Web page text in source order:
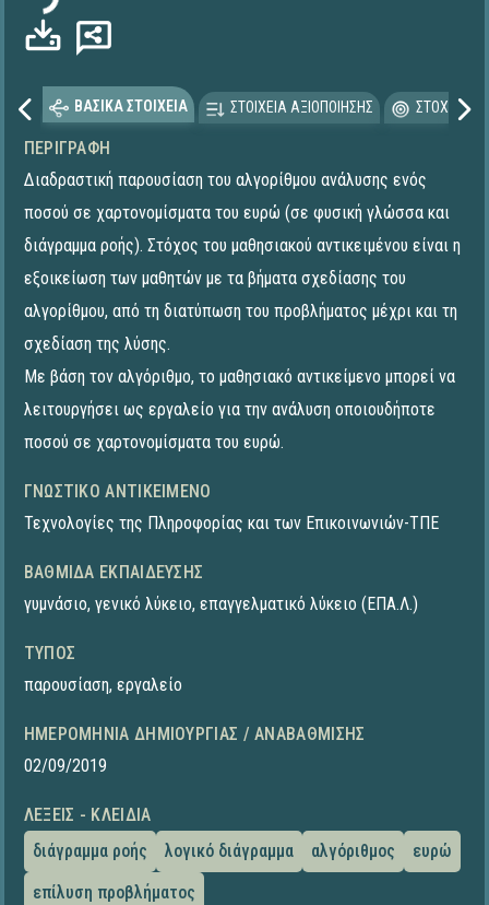
ΒΑΣΙΚΑ ΣΤΟΙΧΕΙΑ ΣΤΟΙΧΕΙΑ ΑΞΙΟΠΟΙΗΣΗΣ
ΠΕΡΙΓΡΑΦΉ
Διαδραστική παρουσίαση του αλγορίθμου ανάλυσης ενός
ποσού σε χαρτονομίσματα του ευρώ (σε φυσική γλώσσα και
διάγραμμα ροής). Στόχος του μαθησιακού αντικειμένου είναι η
εξοικείωση των μαθητών με τα βήματα σχεδίασης του
αλγορίθμου, από τη διατύπωση του προβλήματος μέχρι και τη
σχεδίαση της λύσης.
Με βάση τον αλγόριθμο, το μαθησιακό αντικείμενο μπορεί να
λειτουργήσει ως εργαλείο για την ανάλυση οποιουδήποτε
ποσού σε χαρτονομίσματα του ευρώ.
ΓΝΩΣΤΙΚΌ ΑΝΤΙΚΕΊΜΕΝΟ
Τεχνολογίες της Πληροφορίας και των Επικοινωνιών-ΤΠΕ
ΒΑΘΜΊΔΑ ΕΚΠΑΊΔΕΥΣΗΣ
γυμνάσιο, γενικό λύκειο, επαγγελματικό λύκειο (ΕΠΑ.Λ.)
ΤΎΠΟΣ
παρουσίαση, εργαλείο
ΗΜΕΡΟΜΗΝΊΑ ΔΗΜΙΟΥΡΓΊΑΣ / ΑΝΑΒΆΘΜΙΣΗΣ
02/09/2019
ΛΈΞΕΙΣ - ΚΛΕΙΔΙΆ
διάγραμμα ροής
λογικό διάγραμμα αλγόριθμος
ευρώ
επίλυση προβλήματος